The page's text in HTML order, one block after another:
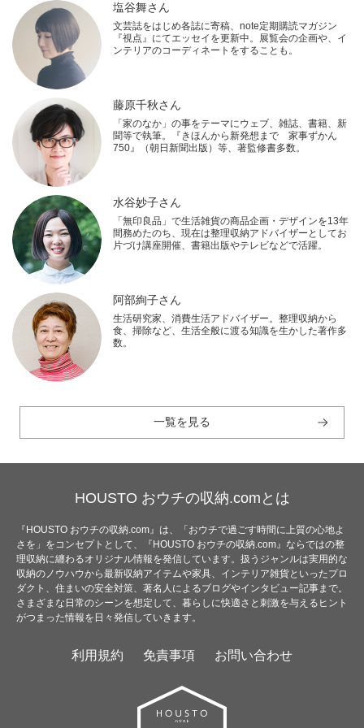
塩谷舞さん
文芸誌をはじめ各誌に寄稿、note定期購読マガジン
『視点』にてエッセイを更新中。展覧会の企画や、イ
ンテリアのコーディネートをすることも。
藤原千秋さん
「家のなか」の事をテーマにウェブ、雑誌、書籍、新
聞等で執筆。『きほんから新発想まで 家事ずかん
750』（朝日新聞出版）等、著監修書多数。
水谷妙子さん
「無印良品」で生活雑貨の商品企画・デザインを13年
間務めたのち、現在は整理収納アドバイザーとしてお
片づけ講座開催、書籍出版やテレビなどで活躍。
阿部絢子さん
生活研究家、消費生活アドバイザー。整理収納から
食、掃除など、生活全般に渡る知識を生かした著作多
数。
一覧を見る
HOUSTO おウチの収納.comとは
『HOUSTO おウチの収納.com』は、「おウチで過ごす時間に上質の心地よ
さを」をコンセプトとして、『HOUSTO おウチの収納.com』ならではの整
理収納に纏わるオリジナル情報を発信しています。扱うジャンルは実用的な
収納のノウハウから最新収納アイテムや家具、インテリア雑貨といったプロ
ダクト、住まいの安全対策、著名人によるブログやインタビュー記事まで。
さまざまな日常のシーンを想定して、暮らしに快適さと刺激を与えるヒント
がつまった情報を日々発信していきます。
利用規約 免責事項 お問い合わせ